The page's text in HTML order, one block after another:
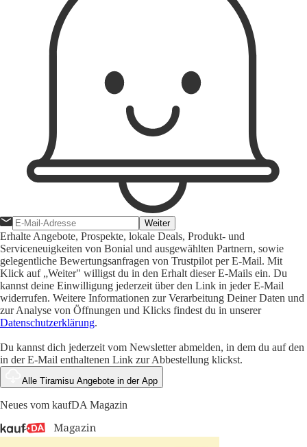
Weiter
Erhalte Angebote, Prospekte, lokale Deals, Produkt- und
Serviceneuigkeiten von Bonial und ausgewählten Partnern, sowie
gelegentliche Bewertungsanfragen von Trustpilot per E-Mail. Mit
Klick auf „Weiter" willigst du in den Erhalt dieser E-Mails ein. Du
kannst deine Einwilligung jederzeit über den Link in jeder E-Mail
widerrufen. Weitere Informationen zur Verarbeitung Deiner Daten und
zur Analyse von Öffnungen und Klicks findest du in unserer
Datenschutzerklärung.
Du kannst dich jederzeit vom Newsletter abmelden, in dem du auf den
in der E-Mail enthaltenen Link zur Abbestellung klickst.
Alle Tiramisu Angebote in der App
Neues vom kaufDA Magazin